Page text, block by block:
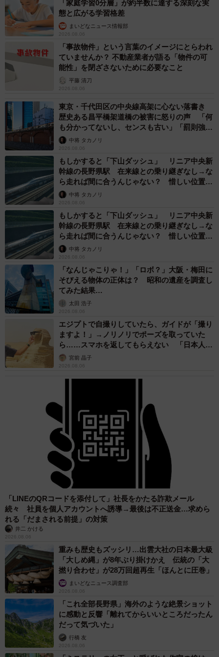
「家庭学習0分層」が約半数に達する深刻な実
態と広がる学習格差
まいどなニュース情報部
2026.08.06
「事故物件」という言葉のイメージにとらわれ
ていませんか？ 不動産業者が語る「物件の可
能性」を閉ざさないために必要なこと
平藤 清刀
2026.08.06
東京・千代田区の中央線高架に心ない落書き
歴史ある昌平橋架道橋の被害に怒りの声 「何
も分かってないし、センスも古い」「罰則強化
して」中将 タカノリ
2026.08.06
もしかすると「下山ダッシュ」 リニア中央新
幹線の長野県駅 在来線との乗り継ぎなし→な
ら走れば間に合うんじゃない？ 惜しい位置関
係が反響
中将 タカノリ
2026.08.06
もしかすると「下山ダッシュ」 リニア中央新
幹線の長野県駅 在来線との乗り継ぎなし→な
ら走れば間に合うんじゃない？ 惜しい位置関
係が反響
中将 タカノリ
2026.08.06
「なんじゃこりゃ！」「ロボ？」大阪・梅田に
そびえる物体の正体は？ 昭和の遺産を調査し
てみた結果…
太田 浩子
2026.08.06
エジプトで自撮りしていたら、ガイドが「撮り
ますよ！」→ノリノリでポーズを取っていた
ら……スマホを返してもらえない 「日本人は
カモ代表かも」「私は6時間で3万円払った」
宮前 晶子
2026.08.06
「LINEのQRコードを添付して」社長をかたる詐欺メール
続々 社員を個人アカウントへ誘導→最後は不正送金…求めら
れる「だまされる前提」の対策
井二 かける
2026.08.06
重みも歴史もズッシリ…出雲大社の日本最大級
「大しめ縄」が8年ぶり掛けかえ 伝統の「大
撚り合わせ」が28万回超再生「ほんとに圧巻」
まいどなニュース調査部
2026.08.06
「これ全部長野県」海外のような絶景ショット
に感動と反響「離れてからいいところだったん
だって気づいた」
行橋 友
2026.08.06